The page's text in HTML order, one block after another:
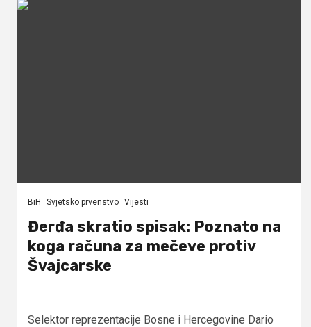
BiH Svjetsko prvenstvo Vijesti
Đerđa skratio spisak: Poznato na
koga računa za mečeve protiv
Švajcarske
Selektor reprezentacije Bosne i Hercegovine Dario